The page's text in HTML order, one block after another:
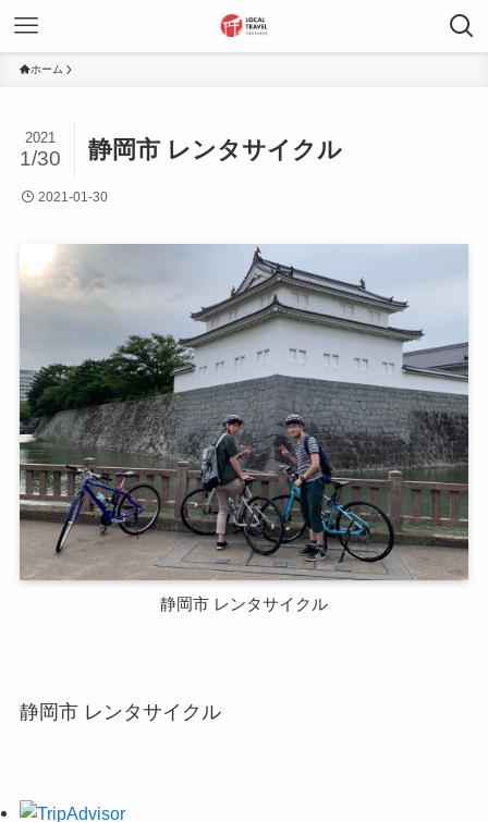
ホーム
静岡市 レンタサイクル
2021
1/30
2021-01-30
静岡市 レンタサイクル
静岡市 レンタサイクル